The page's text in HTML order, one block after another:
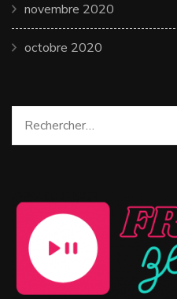
novembre 2020
octobre 2020
Rechercher :